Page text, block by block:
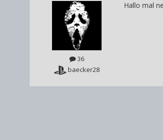
36
baecker28
Hallo mal